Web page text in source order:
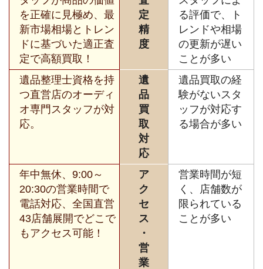
を正確に見極め、最
新市場相場とトレン
ドに基づいた適正査
定で高額買取！
定
精
度
る評価で、ト
レンドや相場
の更新が遅い
ことが多い
遺品整理士資格を持
つ直営店のオーディ
オ専門スタッフが対
応。
遺
品
買
取
対
応
遺品買取の経
験がないスタ
ッフが対応す
る場合が多い
年中無休、9:00～
20:30の営業時間で
電話対応、全国直営
43店舗展開でどこで
もアクセス可能！
ア
ク
セ
ス
・
営
業
営業時間が短
く、店舗数が
限られている
ことが多い